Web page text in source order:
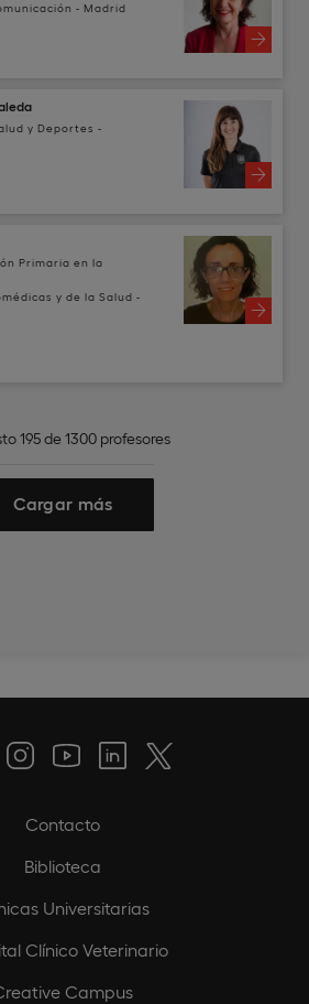
- Madrid
y Deportes -
Primaria en la
y de la Salud -
195 de 1300 profesores
Cargar más
Contacto
Biblioteca
Universitarias
Clínico Veterinario
Campus